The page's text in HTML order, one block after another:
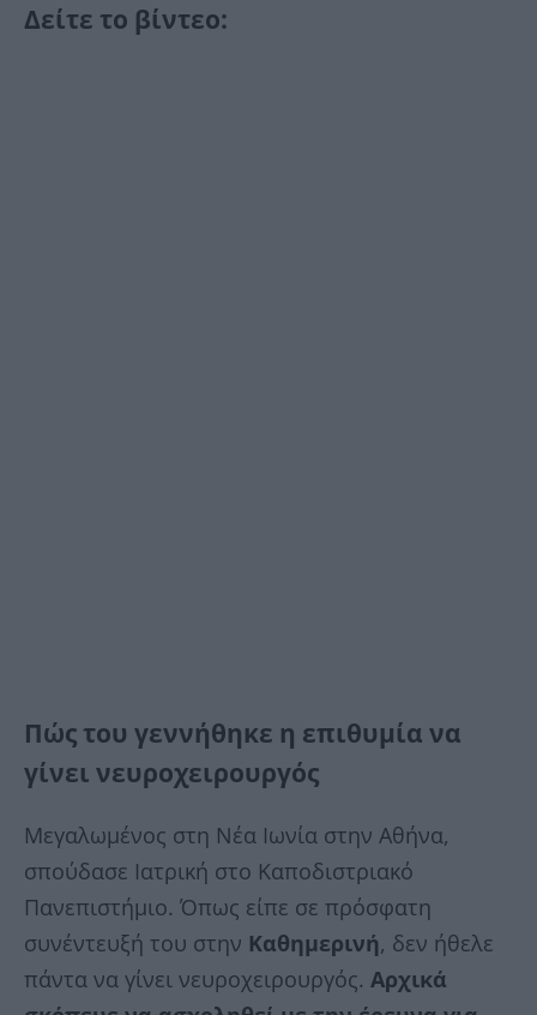
Δείτε το βίντεο:
Πώς του γεννήθηκε η επιθυμία να
γίνει νευροχειρουργός
Μεγαλωμένος στη Νέα Ιωνία στην Αθήνα,
σπούδασε Ιατρική στο Καποδιστριακό
Πανεπιστήμιο. Όπως είπε σε πρόσφατη
συνέντευξή του στην Καθημερινή, δεν ήθελε
πάντα να γίνει νευροχειρουργός. Αρχικά